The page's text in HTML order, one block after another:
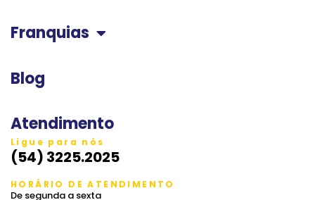
Franquias
Blog
Atendimento
Ligue para nós
(54) 3225.2025
HORÁRIO DE ATENDIMENTO
De segunda a sexta